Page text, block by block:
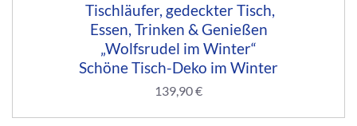
Tischläufer, gedeckter Tisch,
Essen, Trinken & Genießen
„Wolfsrudel im Winter“
Schöne Tisch-Deko im Winter
139,90€